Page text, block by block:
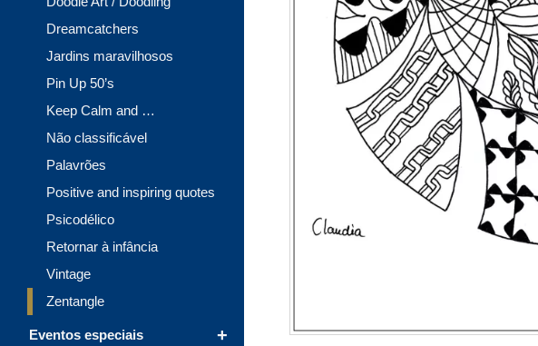
Dreamcatchers
Jardins maravilhosos
Pin Up 50’s
Keep Calm and …
Não classificável
Palavrões
Positive and inspiring quotes
Psicodélico
Retornar à infância
Vintage
Zentangle
+
Eventos especiais